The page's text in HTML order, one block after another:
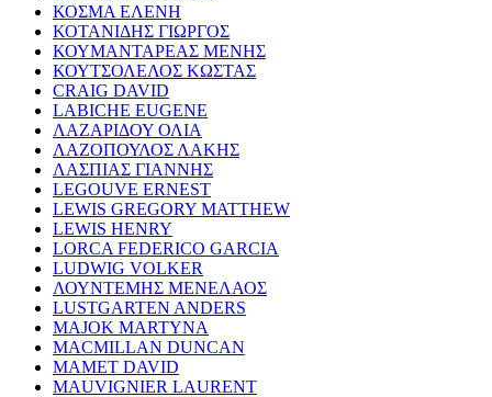
ΚΟΣΜΑ ΕΛΕΝΗ
ΚΟΤΑΝΙΔΗΣ ΓΙΩΡΓΟΣ
ΚΟΥΜΑΝΤΑΡΕΑΣ ΜΕΝΗΣ
ΚΟΥΤΣΟΛΕΛΟΣ ΚΩΣΤΑΣ
CRAIG DAVID
LABICHE EUGENE
ΛΑΖΑΡΙΔΟΥ ΟΛΙΑ
ΛΑΖΟΠΟΥΛΟΣ ΛΑΚΗΣ
ΛΑΣΠΙΑΣ ΓΙΑΝΝΗΣ
LEGOUVE ERNEST
LEWIS GREGORY MATTHEW
LEWIS HENRY
LORCA FEDERICO GARCIA
LUDWIG VOLKER
ΛΟΥΝΤΕΜΗΣ ΜΕΝΕΛΑΟΣ
LUSTGARTEN ANDERS
MAJOK MARTYNA
MACMILLAN DUNCAN
MAMET DAVID
MAUVIGNIER LAURENT